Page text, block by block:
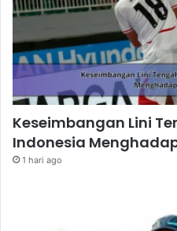
Keseimbangan Lini
Indonesia
1 hari ago